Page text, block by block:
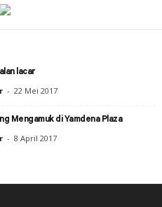
lacar
- 22 Mei 2017
Mengamuk di Yamdena Plaza
- 8 April 2017